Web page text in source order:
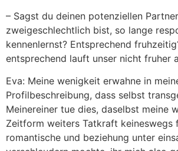
– Sagst du deinen potenziellen
zweigeschlechtlich bist, so lange
kennenlernst? Entsprechend
entsprechend lauft unser nicht fruher
Eva: Meine wenigkeit erwahne in
Profilbeschreibung, dass selbst
Meinereiner tue dies, daselbst meine
Zeitform weiters Tatkraft keineswegs
romantische und beziehung unter